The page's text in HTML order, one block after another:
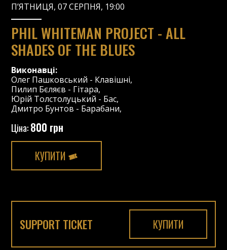
П’ЯТНИЦЯ, 07 СЕРПНЯ, 19:00
PHIL WHITEMAN PROJECT - ALL
SHADES OF THE BLUES
Виконавці:
Олег Пашковський - Клавішні,
Пилип Бєляєв - Гітара,
Юрій Толстолуцький - Бас,
Дмитро Бунтов - Барабани,
Ціна:800 грн
КУПИТИ
SUPPORT TICKET КУПИТИ